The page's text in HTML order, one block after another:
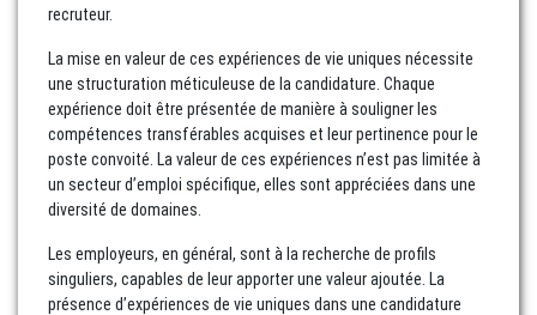
recruteur.
La mise en valeur de ces expériences de vie uniques nécessite
une structuration méticuleuse de la candidature. Chaque
expérience doit être présentée de manière à souligner les
compétences transférables acquises et leur pertinence pour le
poste convoité. La valeur de ces expériences n’est pas limitée à
un secteur d’emploi spécifique, elles sont appréciées dans une
diversité de domaines.
Les employeurs, en général, sont à la recherche de profils
singuliers, capables de leur apporter une valeur ajoutée. La
présence d’expériences de vie uniques dans une candidature